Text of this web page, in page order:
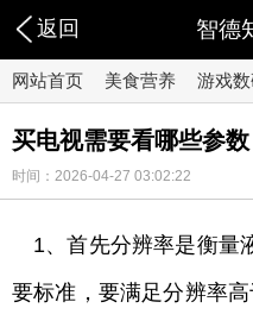
返回 智德
网站首页 美食营养 游戏
买电视需要看哪些参数
时间：2026-04-27 03:02:22
1、首先分辨率是衡量
要标准，要满足分辨率